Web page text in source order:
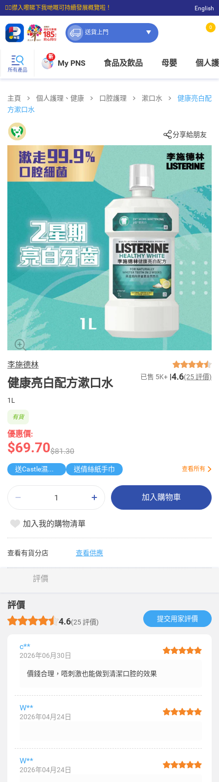
☝🏼㩒入嚟睇下我哋嘅可持續發展概覽啦！
⭐購物滿$399即享免費送貨；滿$100即可免費店取。
English
送貨上門
0
所有產品
新
My PNS 食品及飲品 母嬰 個人
主頁 個人護理、健康 口腔護理 漱口水
健康亮白配
方漱口水
分享給朋友
李施德林
健康亮白配方漱口水 已售 5K+ 4.6(25 評價)
1L
優惠價:
$69.70$81.30
有貨
送Castle濕紙巾 送倩絲紙手巾 查看所有
加入購物車
加入我的購物清單
查看有貨分店 查看供應
評價
評價
4.6(25 評價) 提交用家評價​
c**
2026年06月30日
價錢合理，唔刺激也能做到清潔口腔的效果
W**
2026年04月24日
W**
2026年04月24日